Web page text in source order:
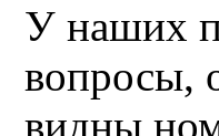
У наших
вопросы,
видны